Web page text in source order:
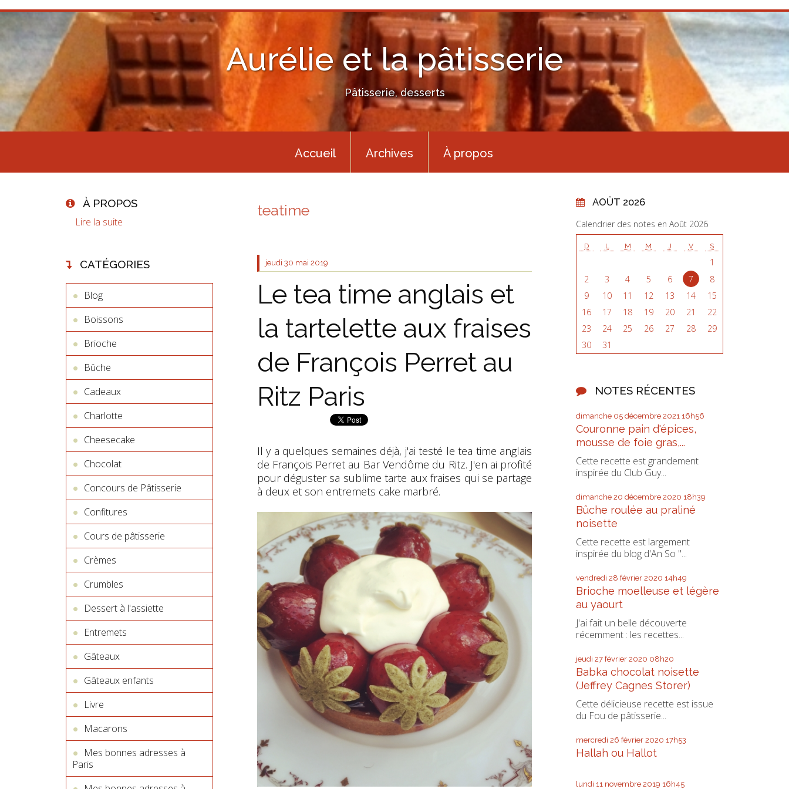
Aurélie et la pâtisserie
Pâtisserie, desserts
Accueil Archives À propos
À PROPOS
Lire la suite
CATÉGORIES
Blog
Boissons
Brioche
Bûche
Cadeaux
Charlotte
Cheesecake
Chocolat
Concours de Pâtisserie
Confitures
Cours de pâtisserie
Crèmes
Crumbles
Dessert à l'assiette
Entremets
Gâteaux
Gâteaux enfants
Livre
Macarons
Mes bonnes adresses à
Paris
teatime
jeudi 30 mai 2019
Le tea time anglais et
la tartelette aux fraises
de François Perret au
Ritz Paris
Il y a quelques semaines déjà, j'ai testé le tea time anglais
de François Perret au Bar Vendôme du Ritz. J'en ai profité
pour déguster sa sublime tarte aux fraises qui se partage
à deux et son entremets cake marbré.
AOÛT 2026
Calendrier des notes en Août 2026
D L M M J V S
1
2
3 4 5 6 7
8
9
10 11 12 13 14
15
16
17 18 19 20 21
22
23
24 25 26 27 28
29
30
31
NOTES RÉCENTES
dimanche 05 décembre 2021 16h56
Couronne pain d'épices,
mousse de foie gras,...
Cette recette est grandement
inspirée du Club Guy...
dimanche 20 décembre 2020 18h39
Bûche roulée au praliné
noisette
Cette recette est largement
inspirée du blog d'An So "...
vendredi 28 février 2020 14h49
Brioche moelleuse et légère
au yaourt
J'ai fait un belle découverte
récemment : les recettes...
jeudi 27 février 2020 08h20
Babka chocolat noisette
(Jeffrey Cagnes Storer)
Cette délicieuse recette est issue
du Fou de pâtisserie...
mercredi 26 février 2020 17h53
Hallah ou Hallot
lundi 11 novembre 2019 16h45